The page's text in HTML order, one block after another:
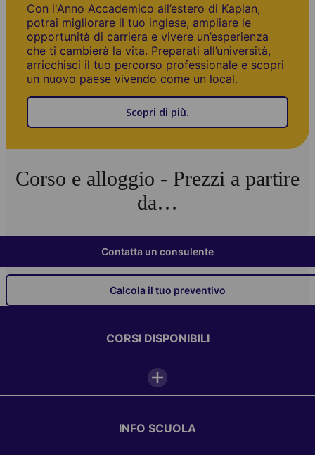
Con l'Anno Accademico all’estero di Kaplan,
potrai migliorare il tuo inglese, ampliare le
opportunità di carriera e vivere un’esperienza
che ti cambierà la vita. Preparati all’università,
arricchisci il tuo percorso professionale e scopri
un nuovo paese vivendo come un local.
Scopri di più.
Corso e alloggio - Prezzi a partire
da…
Contatta un consulente
Calcola il tuo preventivo
CORSI DISPONIBILI
INFO SCUOLA